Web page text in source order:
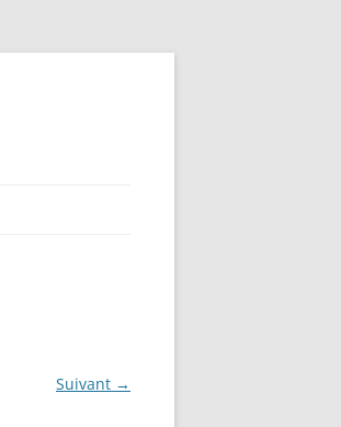
Suivant →